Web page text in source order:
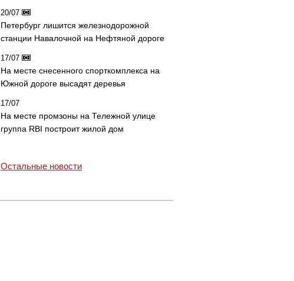
20/07
Петербург лишится железнодорожной
станции Навалочной на Нефтяной дороге
17/07
На месте снесенного спорткомплекса на
Южной дороге высадят деревья
17/07
На месте промзоны на Тележной улице
группа RBI построит жилой дом
Остальные новости